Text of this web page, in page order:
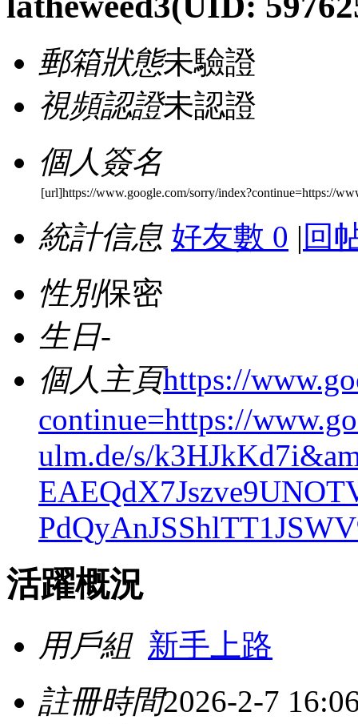
郵箱狀態未驗證
視頻認證未認證
個人簽名
[url]https://www.google.com/sorry/index?continue=https://
統計信息 好友數 0 | 回
性別保密
生日-
個人主頁https://
continue=https://
ulm.de/s/
活躍概況
用戶組 新手上路
註冊時間2026-2-7